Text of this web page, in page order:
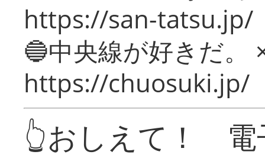
https://san-tatsu.jp/
🔵中央線が好きだ。
https://chuosuki.jp/
👆おしえて！ 電